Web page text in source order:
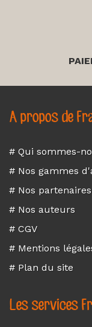
A propos de
# Qui sommes-
# Nos gammes
# Nos partenaires
# Nos auteurs
# CGV
# Mentions
# Plan du site
Les services